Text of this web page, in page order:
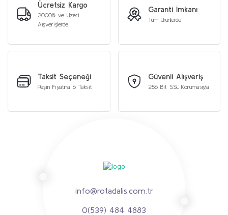
Ücretsiz Kargo
2000₺ ve Üzeri
Alışverişlerde
Garanti İmkanı
Tüm Ürünlerde
Taksit Seçeneği
Peşin Fiyatına 6 Taksit
Güvenli Alışveriş
256 Bit SSL Korumasıyla
info@rotadalis.com.tr
0(539) 484 4883